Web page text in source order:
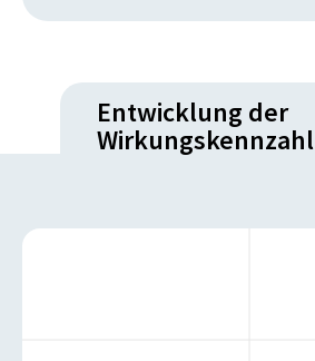
Entwicklung der
Wirkungskennzahl